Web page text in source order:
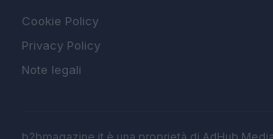
Cookie Policy
Privacy Policy
Note legali